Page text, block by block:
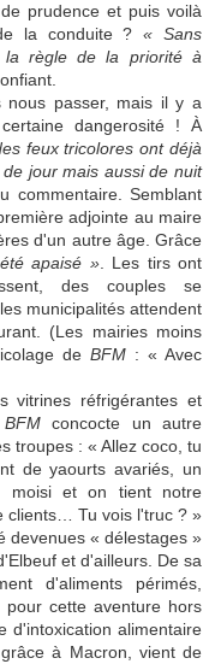
prudence et puis voilà
la conduite ?« Sans
la règle de la priorité à
nous passer, mais il y a
dangerosité ! À
feux tricolores ont déjà
jour mais aussi de nuit
commentaire. Semblant
adjointe au maire
d'un autre âge. Grâce
apaisé ». Les tirs ont
des couples se
municipalités attendent
(Les mairies moins
de BFM : « Avec
vitrines réfrigérantes et
BFM concocte un autre
troupes : « Allez coco, tu
de yaourts avariés, un
moisi et on tient notre
clients… Tu vois l'truc ? »
devenues « délestages »
et d'ailleurs. De sa
d'aliments périmés,
pour cette aventure hors
d'intoxication alimentaire
à Macron, vient de